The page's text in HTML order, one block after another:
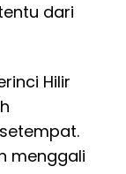
dari
Hilir
menggali